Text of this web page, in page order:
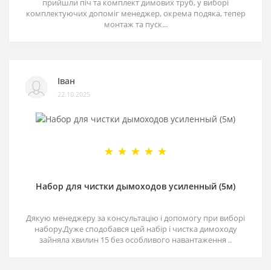
прийшли піч та комплект димових труб, у виборі
комплектуючих допоміг менеджер, окрема подяка, тепер
монтаж та пуск...
Іван
22.10.2025
Набор для чистки дымоходов усиленный (5м)
Дякую менеджеру за консультацію і допомогу при виборі
набору.Дуже сподобався цей набір і чистка димоходу
зайняла хвилин 15 без особливого навантаження ..